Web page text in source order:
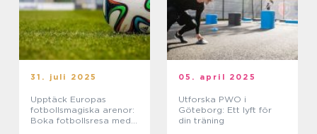
31. juli 2025
Upptäck Europas
fotbollsmagiska arenor:
Boka fotbollsresa med
05. april 2025
Utforska PWO i
Göteborg: Ett lyft för
din träning